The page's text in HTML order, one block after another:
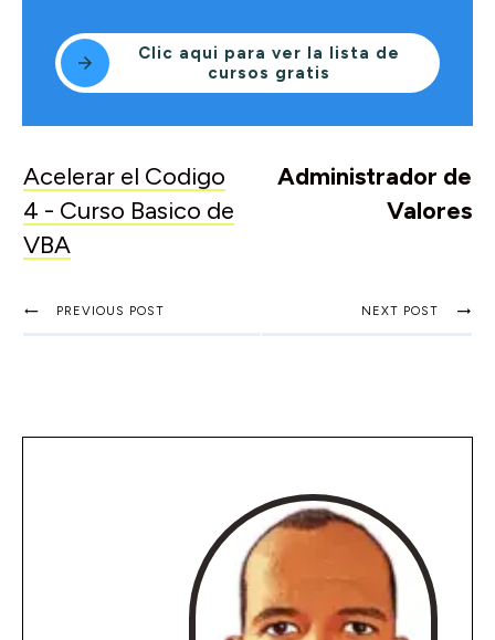
Clic aqui para ver la lista de
cursos gratis
Acelerar el Codigo
4 - Curso Basico de
VBA
Administrador de
Valores
PREVIOUS POST NEXT POST